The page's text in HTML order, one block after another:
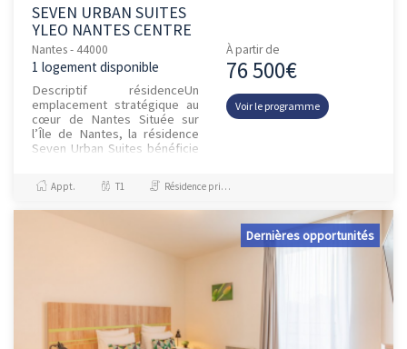
SEVEN URBAN SUITES
YLEO NANTES CENTRE
Nantes - 44000
1 logement disponible
Descriptif résidenceUn
emplacement stratégique au
cœur de Nantes Située sur
l’Île de Nantes, la résidence
Seven Urban Suites bénéficie
dans le nouveau centre d...
À partir de
76 500€
Voir le programme
Appt. T1 Résidence principale / PTZ
Dernières opportunités